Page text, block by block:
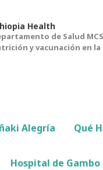
Health
de Salud
y vacunación en
Alegría Qué
Hospital de Gambo